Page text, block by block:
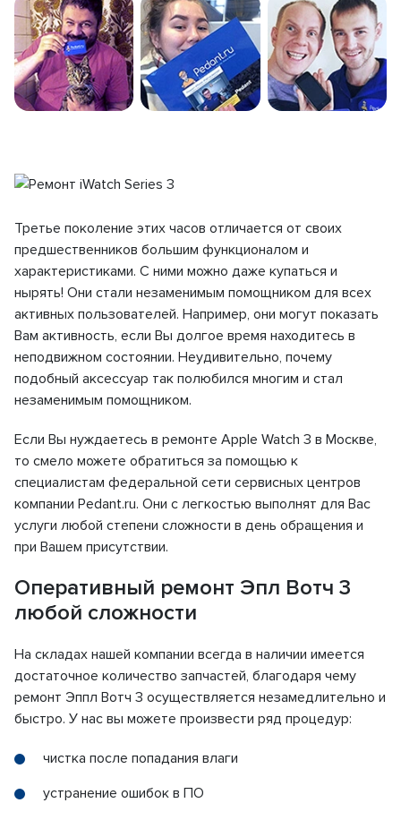
Третье поколение этих часов отличается от своих
предшественников большим функционалом и
характеристиками. С ними можно даже купаться и
нырять! Они стали незаменимым помощником для всех
активных пользователей. Например, они могут показать
Вам активность, если Вы долгое время находитесь в
неподвижном состоянии. Неудивительно, почему
подобный аксессуар так полюбился многим и стал
незаменимым помощником.
Если Вы нуждаетесь в ремонте Apple Watch 3 в Москве,
то смело можете обратиться за помощью к
специалистам федеральной сети сервисных центров
компании Pedant.ru. Они с легкостью выполнят для Вас
услуги любой степени сложности в день обращения и
при Вашем присутствии.
Оперативный ремонт Эпл Вотч 3
любой сложности
На складах нашей компании всегда в наличии имеется
достаточное количество запчастей, благодаря чему
ремонт Эппл Вотч 3 осуществляется незамедлительно и
быстро. У нас вы можете произвести ряд процедур:
чистка после попадания влаги
устранение ошибок в ПО